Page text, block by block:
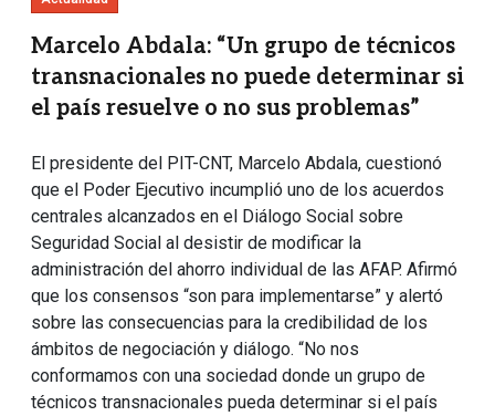
Marcelo Abdala: “Un grupo de técnicos
transnacionales no puede determinar si
el país resuelve o no sus problemas”
El presidente del PIT-CNT, Marcelo Abdala, cuestionó
que el Poder Ejecutivo incumplió uno de los acuerdos
centrales alcanzados en el Diálogo Social sobre
Seguridad Social al desistir de modificar la
administración del ahorro individual de las AFAP. Afirmó
que los consensos “son para implementarse” y alertó
sobre las consecuencias para la credibilidad de los
ámbitos de negociación y diálogo. “No nos
conformamos con una sociedad donde un grupo de
técnicos transnacionales pueda determinar si el país